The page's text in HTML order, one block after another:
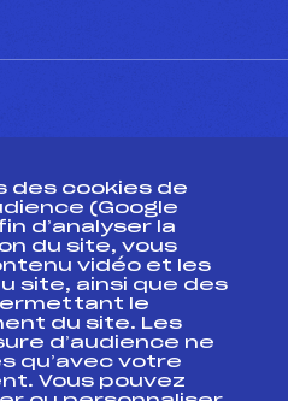
fédéral
Formation, Suivi
des cookies de
(Google
d’analyser la
du site, vous
vidéo et les
site, ainsi que des
le
du site. Les
d’audience ne
qu’avec votre
Vous pouvez